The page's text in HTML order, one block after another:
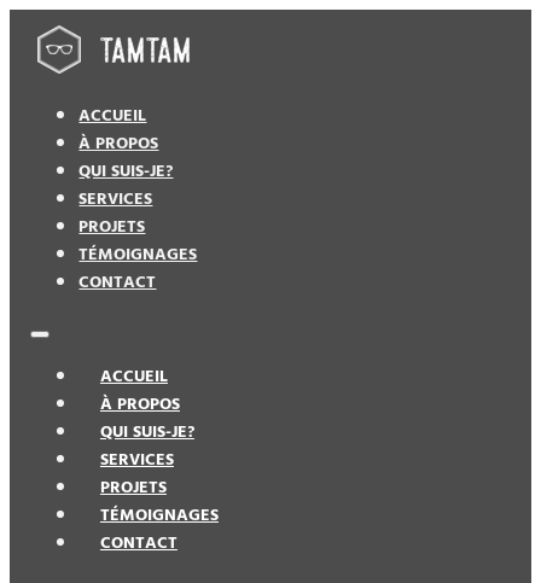
ACCUEIL
À PROPOS
QUI SUIS-JE?
SERVICES
PROJETS
TÉMOIGNAGES
CONTACT
ACCUEIL
À PROPOS
QUI SUIS-JE?
SERVICES
PROJETS
TÉMOIGNAGES
CONTACT